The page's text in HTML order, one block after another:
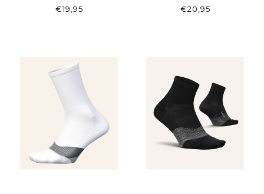
HARDLOOPSOKKEN
€19,95
HIGH TOP STRIPE
€20,95